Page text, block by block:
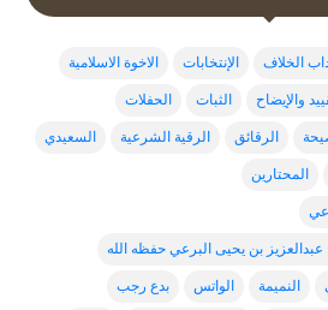
الخلاف الإنتخابات الاخوة الاسلامية
والإيضاح الثبات الحفلات
الرقائق الرقية الشرعية السعيدي
المحتارين
بن يحيى البرعي حفظه الله
النميمة الواتس بدع رجب